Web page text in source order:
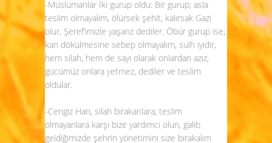
-Müslümanlar İki gurup oldu: Bir gurup; asla
teslim olmayalım, ölürsek şehit, kalırsak Gazi
olur, Şeref’imizle yaşarız dediler. Öbür gurup ise;
kan dökülmesine sebep olmayalım, sulh iyidir,
hem silah, hem de sayı olarak onlardan azız,
gücümüz onlara yetmez, dediler ve teslim
oldular.
-Cengiz Han, silah bırakanlara; teslim
olmayanlara karşı bize yardımcı olun, galib
geldiğimizde şehrin yönetimini size bırakalım